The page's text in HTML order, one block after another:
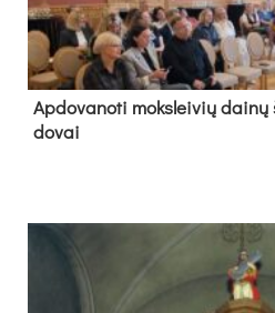
Ap­do­va­no­ti moks­lei­vių
do­vai